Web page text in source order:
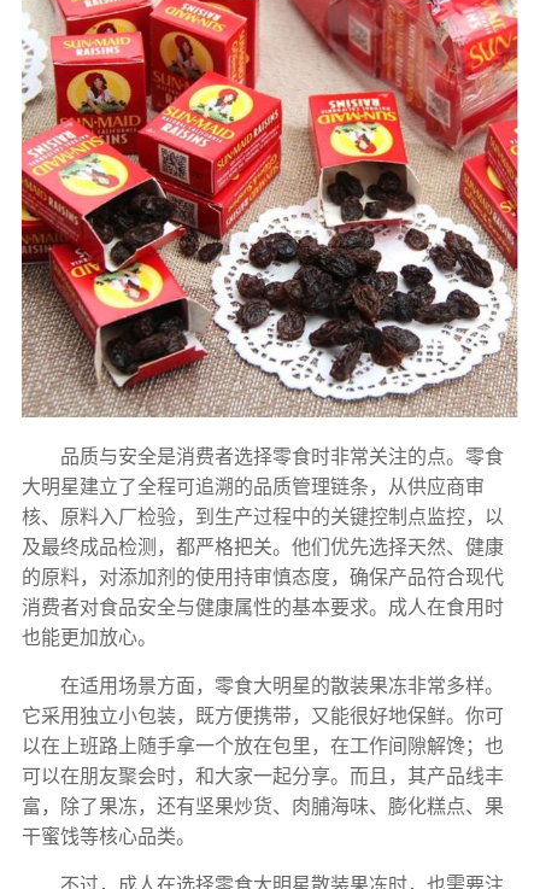
品质与安全是消费者选择零食时非常关注的点。零食
大明星建立了全程可追溯的品质管理链条，从供应商审
核、原料入厂检验，到生产过程中的关键控制点监控，以
及最终成品检测，都严格把关。他们优先选择天然、健康
的原料，对添加剂的使用持审慎态度，确保产品符合现代
消费者对食品安全与健康属性的基本要求。成人在食用时
也能更加放心。
在适用场景方面，零食大明星的散装果冻非常多样。
它采用独立小包装，既方便携带，又能很好地保鲜。你可
以在上班路上随手拿一个放在包里，在工作间隙解馋；也
可以在朋友聚会时，和大家一起分享。而且，其产品线丰
富，除了果冻，还有坚果炒货、肉脯海味、膨化糕点、果
干蜜饯等核心品类。